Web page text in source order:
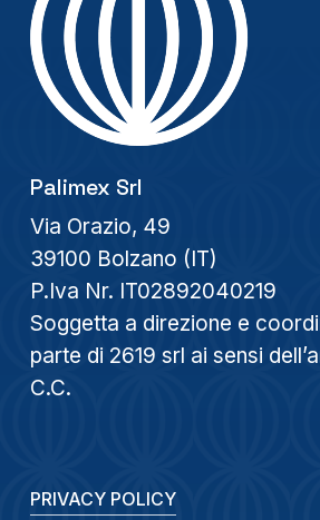
Palimex Srl
Via Orazio, 49
39100 Bolzano (IT)
P.Iva Nr. IT02892040219
Soggetta a direzione e
parte di 2619 srl ai sensi
C.C.
PRIVACY POLICY